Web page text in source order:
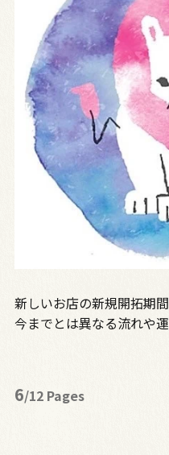
新しいお店の新規開拓期間
今までとは異なる流れや
6/12 Pages